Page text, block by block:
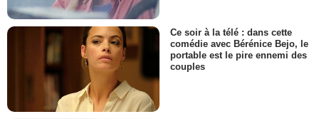
Ce soir à la télé : dans cette
comédie avec Bérénice Bejo, le
portable est le pire ennemi des
couples